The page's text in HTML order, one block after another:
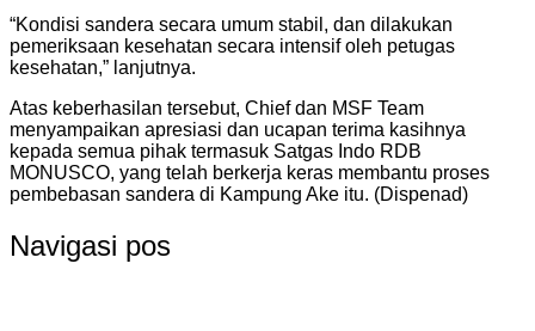
“Kondisi sandera secara umum stabil, dan dilakukan
pemeriksaan kesehatan secara intensif oleh petugas
kesehatan,” lanjutnya.
Atas keberhasilan tersebut, Chief dan MSF Team
menyampaikan apresiasi dan ucapan terima kasihnya
kepada semua pihak termasuk Satgas Indo RDB
MONUSCO, yang telah berkerja keras membantu proses
pembebasan sandera di Kampung Ake itu. (Dispenad)
Navigasi pos